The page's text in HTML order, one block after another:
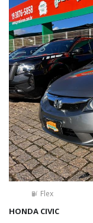
Flex
HONDA CIVIC